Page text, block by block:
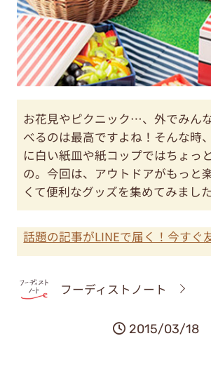
お花見やピクニック…、外でみん
べるのは最高ですよね！そんな時
に白い紙皿や紙コップではちょっ
の。今回は、アウトドアがもっと
くて便利なグッズを集めてみまし
話題の記事がLINEで届く！今すぐ
フーディストノート
2015/03/18